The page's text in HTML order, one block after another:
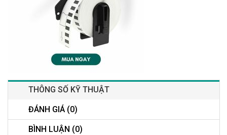
THÔNG SỐ KỸ THUẬT
ĐÁNH GIÁ (0)
BÌNH LUẬN (0)